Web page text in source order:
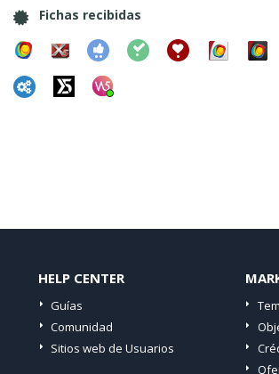
Fichas recibidas
HELP CENTER
Guías
Comunidad
Sitios web de Usuarios